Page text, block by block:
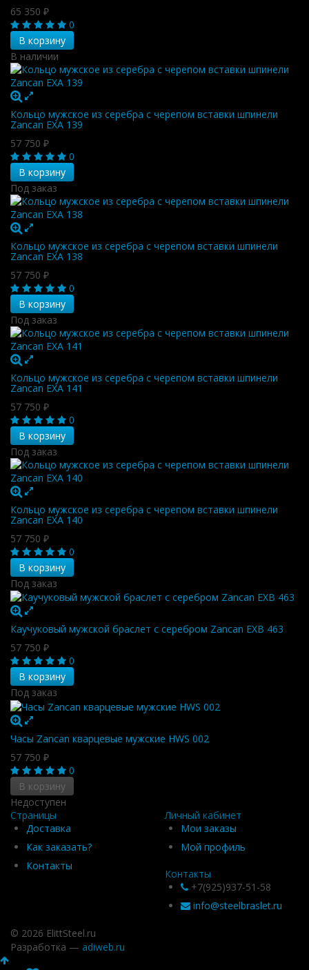
65 350 ₽
0
В корзину
В наличии
Кольцо мужское из серебра с черепом вставки шпинели
Zancan EXA 139
57 750 ₽
0
В корзину
Под заказ
Кольцо мужское из серебра с черепом вставки шпинели
Zancan EXA 138
57 750 ₽
0
В корзину
Под заказ
Кольцо мужское из серебра с черепом вставки шпинели
Zancan EXA 141
57 750 ₽
0
В корзину
Под заказ
Кольцо мужское из серебра с черепом вставки шпинели
Zancan EXA 140
57 750 ₽
0
В корзину
Под заказ
Каучуковый мужской браслет с серебром Zancan EXB 463
57 750 ₽
0
В корзину
Под заказ
Часы Zancan кварцевые мужские HWS 002
57 750 ₽
0
В корзину
Недоступен
Страницы
Доставка
Как заказать?
Контакты
Личный кабинет
Мои заказы
Мой профиль
Контакты
+7(925)937-51-58
info@steelbraslet.ru
© 2026 ElittSteel.ru
Разработка — adiweb.ru